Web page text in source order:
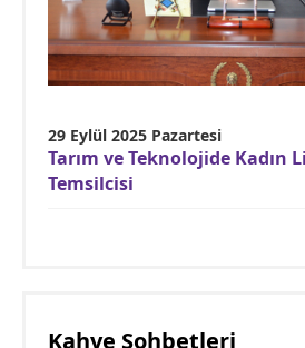
29 Eylül 2025 Pazartesi
Tarım ve Teknolojide Kadın
Temsilcisi
Kahve Sohbetleri